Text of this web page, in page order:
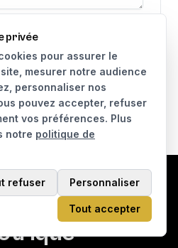
privée
pour assurer le
mesurer notre audience
personnaliser nos
pouvez accepter, refuser
vos préférences. Plus
notre politique de
refuser Personnaliser
Tout accepter
à la
le message